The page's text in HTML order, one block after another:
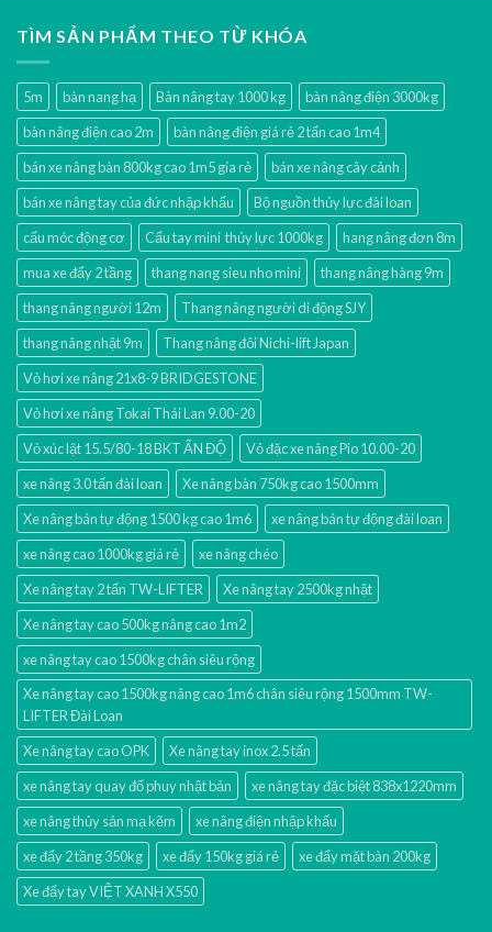
TÌM SẢN PHẨM THEO TỪ KHÓA
5m bàn nang hạ Bàn nâng tay 1000 kg
bàn nâng điện 3000kg
bàn nâng điện cao 2m
bàn nâng điện giá rẻ 2 tấn cao 1m4
bán xe nâng bàn 800kg cao 1m5 gía rẻ
bán xe nâng cây cảnh
bán xe nâng tay của đức nhập khẩu
Bộ nguồn thủy lực đài loan
cẩu móc động cơ
Cẩu tay mini thủy lực 1000kg
hang nâng đơn 8m
mua xe đẩy 2 tầng
thang nang sieu nho mini
thang nâng hàng 9m
thang nâng người 12m
Thang nâng người di động SJY
thang nâng nhật 9m
Thang nâng đôi Nichi-lift Japan
Vỏ hơi xe nâng 21x8-9 BRIDGESTONE
Vỏ hơi xe nâng Tokai Thái Lan 9.00-20
Vỏ xúc lật 15.5/80-18 BKT ẤN ĐỘ
Vỏ đặc xe nâng Pio 10.00-20
xe nâng 3.0 tấn đài loan
Xe nâng bàn 750kg cao 1500mm
Xe nâng bán tự động 1500 kg cao 1m6
xe nâng bán tự động đài loan
xe nâng cao 1000kg giá rẻ
xe nâng chéo
Xe nâng tay 2 tấn TW-LIFTER
Xe nâng tay 2500kg nhật
Xe nâng tay cao 500kg nâng cao 1m2
xe nâng tay cao 1500kg chân siêu rộng
Xe nâng tay cao 1500kg nâng cao 1m6 chân siêu rộng 1500mm TW-
LIFTER Đài Loan
Xe nâng tay cao OPK
Xe nâng tay inox 2.5 tấn
xe nâng tay quay đổ phuy nhật bản
xe nâng tay đặc biệt 838x1220mm
xe nâng thủy sản mạ kẽm
xe nâng điện nhập khấu
xe đẩy 2 tầng 350kg
xe đẩy 150kg giá rẻ
xe đẩy mặt bàn 200kg
Xe đẩy tay VIỆT XANH X550